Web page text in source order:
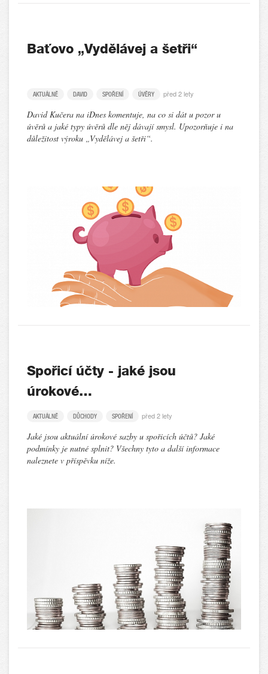
Baťovo „Vydělávej a šetři“
AKTUÁLNĚ DAVID SPOŘENÍ ÚVĚRY před 2 lety
David Kučera na iDnes komentuje, na co si dát u pozor u
úvěrů a jaké typy úvěrů dle něj dávají smysl. Upozorňuje i na
důležitost výroku „Vydělávej a šetři“.
Spořicí účty - jaké jsou
úrokové…
AKTUÁLNĚ DŮCHODY SPOŘENÍ před 2 lety
Jaké jsou aktuální úrokové sazby u spořicích účtů? Jaké
podmínky je nutné splnit? Všechny tyto a další informace
naleznete v příspěvku níže.